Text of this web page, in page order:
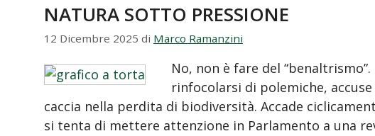
NATURA SOTTO PRESSIONE
12 Dicembre 2025 di Marco Ramanzini
No, non è fare del
rinfocolarsi di polemiche,
caccia nella perdita di biodiversità. Accade
si tenta di mettere attenzione in Parlamento a una